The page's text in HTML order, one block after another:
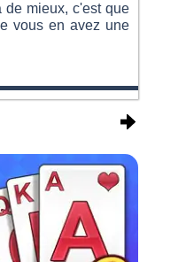
de mieux, c'est que
vous en avez une